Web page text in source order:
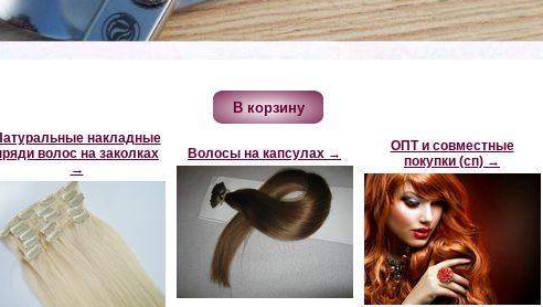
накладные
волос на заколках
→
Волосы на капсулах →
ОПТ и совместные
покупки (сп) →